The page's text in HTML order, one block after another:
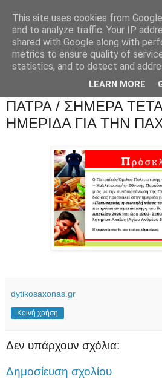
ΠΑΤΡΑ / ΣΗΜΕΡΑ
ΗΜΕΡΙΔΑ ΓΙΑ ΤΗΝ
dytikosaxonas.gr
Κοινή χρήση
Δεν υπάρχουν σχόλια:
Δημοσίευση σχολίου
This site uses cookies from
and to analyze traffic. Your IP
shared with Google along with
metrics to ensure quality of
statistics, and to detect and
LEARN MORE